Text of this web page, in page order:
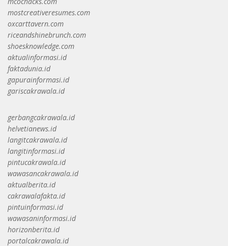
mostcreativeresumes.com
oxcarttavern.com
riceandshinebrunch.com
shoesknowledge.com
aktualinformasi.id
faktadunia.id
gapurainformasi.id
gariscakrawala.id
gerbangcakrawala.id
helvetianews.id
langitcakrawala.id
langitinformasi.id
pintucakrawala.id
wawasancakrawala.id
aktualberita.id
cakrawalafakta.id
pintuinformasi.id
wawasaninformasi.id
horizonberita.id
portalcakrawala.id